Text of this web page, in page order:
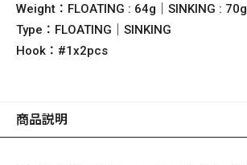
Weight： FLOATING : 64g｜SINKING : 70g
Type： FLOATING｜SINKING
Hook： #1x2pcs
商品説明